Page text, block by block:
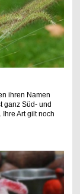
ihren Namen
ganz Süd- und
Art gilt noch